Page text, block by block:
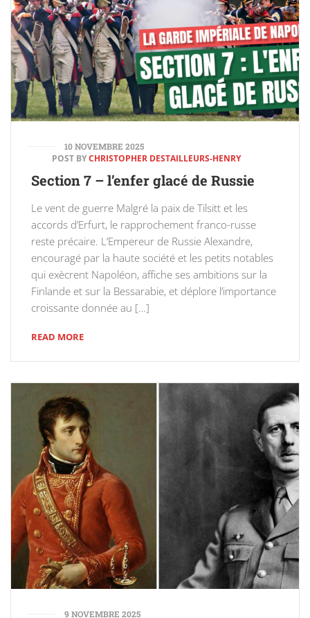
10 NOVEMBRE 2025
POST BYCHRISTOPHER DESTAILLEURS-HENRY
Section 7 – l’enfer glacé de Russie
Le vent de guerre Malgré la paix de Tilsitt et les
accords d’Erfurt, le rapprochement franco-russe
reste précaire. L’Empereur de Russie Alexandre,
encouragé par la haute société et les petits notables
qui exècrent Napoléon, affiche ses ambitions sur la
Finlande et sur la Bessarabie, et déplore l’importance
croissante donnée au […]
READ MORE
9 NOVEMBRE 2025